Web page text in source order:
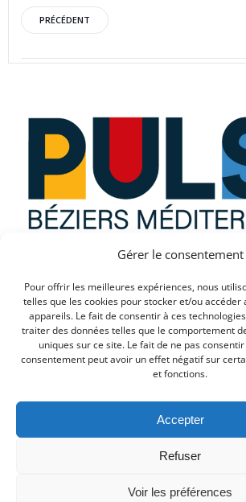
Gérer le consentement
Pour offrir les meilleures expériences, nous
telles que les cookies pour stocker et/ou accéder
appareils. Le fait de consentir à ces
traiter des données telles que le comportement
uniques sur ce site. Le fait de ne pas
consentement peut avoir un effet négatif sur
et fonctions.
Accepter
Refuser
Voir les préférences
Post
navigation
PRÉCÉDENT
Que recherchez vous ?
© 2026 PULSE. Created for free